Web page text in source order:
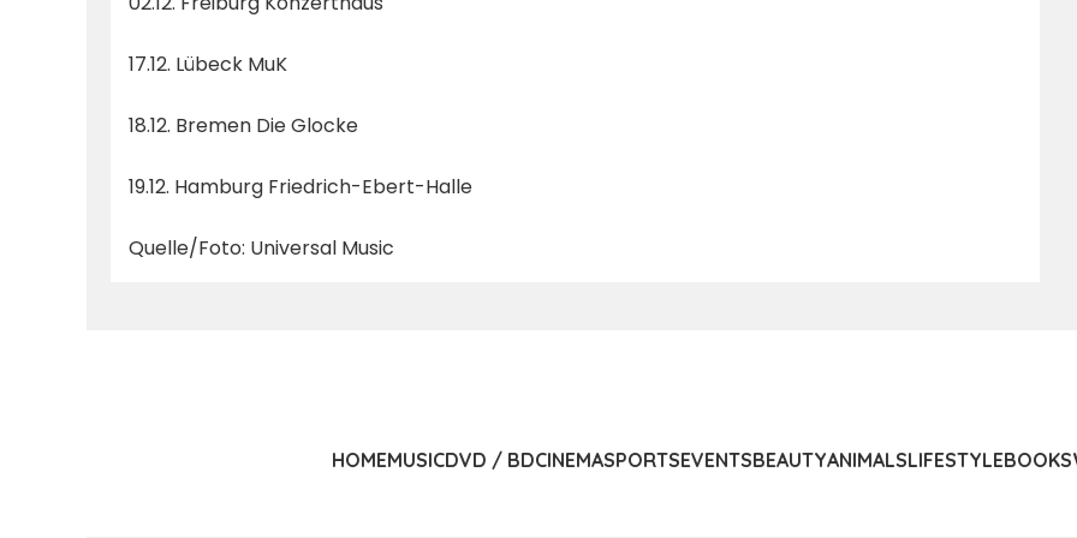
17.12. Lübeck MuK
18.12. Bremen Die Glocke
19.12. Hamburg Friedrich-Ebert-Halle
Quelle/Foto: Universal Music
HOMEMUSICDVD / BDCINEMASPORTSEVENTSBEAUTYANIMALSLIFESTYLEBOOKS